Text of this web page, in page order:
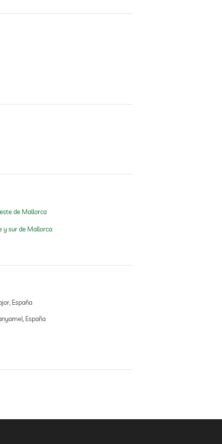
de Mallorca
y sur de Mallorca
España
España